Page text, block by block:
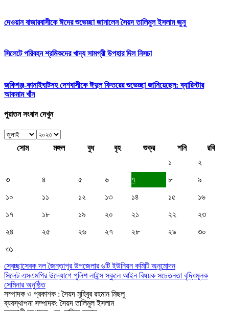
দেওয়ান বাজারবাসীকে ঈদের শুভেচ্ছা জানালেন সৈয়দ তালিমুল ইসলাম জুনু
সিলেটে পরিবহন শ্রমিকদের খাদ্য সামগ্রী উপহার দিল নিসচা
জকিগঞ্জ-কানাইঘাটসহ দেশবাসীকে ঈদুল ফিতরের শুভেচ্ছা জানিয়েছেন: ব্যারিস্টার
আকমাম খাঁন
পুরাতন সংবাদ দেখুন
সোম মঙ্গল বুধ বৃহ শুক্র শনি
রবি
১
২
৩
৪ ৫ ৬ ৭ ৮
৯
১০
১১ ১২ ১৩ ১৪ ১৫
১৬
১৭
১৮ ১৯ ২০ ২১ ২২
২৩
২৪
২৫ ২৬ ২৭ ২৮ ২৯
৩০
৩১
স্বেচ্ছাসেবক দল জৈন্তাপুর উপজেলার ৬টি ইউনিয়ন কমিটি অনুমোদন
সিলেট এসএমপির উদ্যোগে পুলিশ লাইন্স স্কুলে আইন বিষয়ক সচেতনতা বৃদ্ধিমূলক
সেমিনার অনুষ্ঠিত
সম্পাদক ও প্রকাশক : সৈয়দ মুহিবুর রহমান মিছলু
ব্যবস্থাপনা সম্পাদক: সৈয়দ তালিমুল ইসলাম